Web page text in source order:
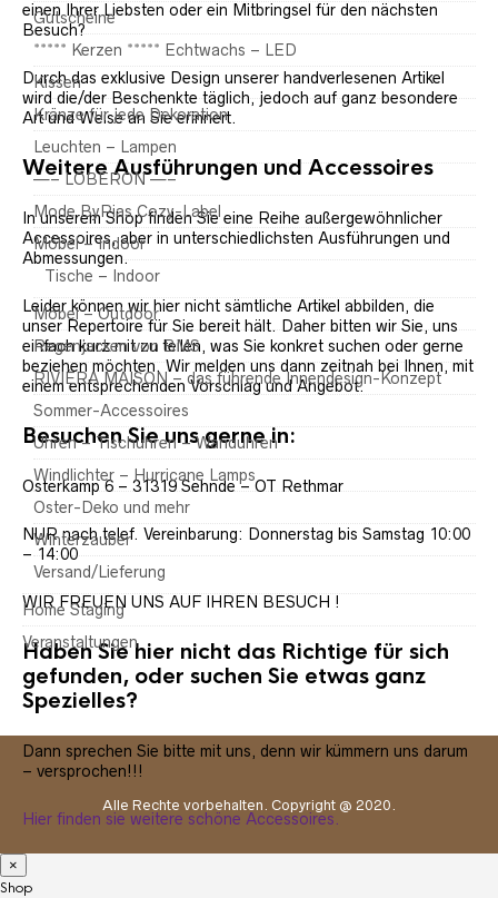
einen Ihrer Liebsten oder ein Mitbringsel für den nächsten
Besuch?
Durch das exklusive Design unserer handverlesenen Artikel
wird die/der Beschenkte täglich, jedoch auf ganz besondere
Art und Weise an Sie erinnert.
Weitere Ausführungen und Accessoires
In unserem Shop finden Sie eine Reihe außergewöhnlicher
Accessoires, aber in unterschiedlichsten Ausführungen und
Abmessungen.
Leider können wir hier nicht sämtliche Artikel abbilden, die
unser Repertoire für Sie bereit hält. Daher bitten wir Sie, uns
einfach kurz mit zu teilen, was Sie konkret suchen oder gerne
beziehen möchten. Wir melden uns dann zeitnah bei Ihnen, mit
einem entsprechenden Vorschlag und Angebot.
Besuchen Sie uns gerne in:
Osterkamp 6 – 31319 Sehnde – OT Rethmar
NUR nach telef. Vereinbarung: Donnerstag bis Samstag 10:00
– 14:00
WIR FREUEN UNS AUF IHREN BESUCH !
Haben Sie hier nicht das Richtige für sich
gefunden, oder suchen Sie etwas ganz
Spezielles?
Dann sprechen Sie bitte mit uns, denn wir kümmern uns darum
– versprochen!!!
Hier finden sie weitere schöne Accessoires.
Produkt.
Gutscheine
***** Kerzen ***** Echtwachs – LED
Kissen
Kränze für jede Dekoration
Leuchten – Lampen
—– LOBERON —–
Mode ByPias Cozy-Label
Möbel – Indoor
Tische – Indoor
Möbel – Outdoor
Regenjacken von BMS
RIVIÈRA MAISON – das führende Innendesign-Konzept
Sommer-Accessoires
Uhren – Tischuhren – Wanduhren
Windlichter – Hurricane Lamps
Oster-Deko und mehr
Winterzauber
Versand/Lieferung
Home Staging
Veranstaltungen
Alle Rechte vorbehalten. Copyright @ 2020.
×
Shop